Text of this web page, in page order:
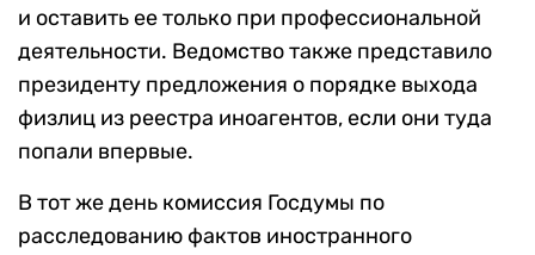
и оставить ее только при профессиональной
деятельности. Ведомство также представило
президенту предложения о порядке выхода
физлиц из реестра иноагентов, если они туда
попали впервые.
В тот же день комиссия Госдумы по
расследованию фактов иностранного